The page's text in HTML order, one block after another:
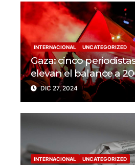
INTERNACIONAL UNCATEGORIZED
Gaza: cinco
elevan el balance a
trabajadores de la
en 2024
DIC 27, 2024
INTERNACIONAL UNCATEGORIZED